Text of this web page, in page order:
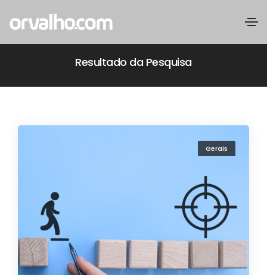
Resultado da Pesquisa
Gerais